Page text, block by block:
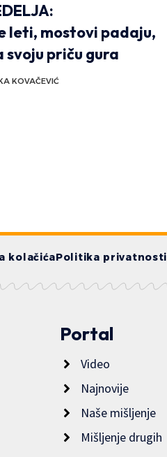
leti, mostovi padaju,
svoju priču gura
KOVAČEVIĆ
kolačićaPolitika privatnosti
Portal
Video
Najnovije
Naše mišljenje
Mišljenje drugih